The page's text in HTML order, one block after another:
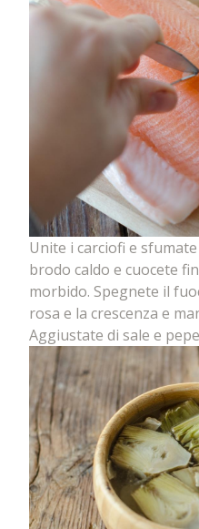
Unite i carciofi e
brodo caldo e cuocete
morbido. Spegnete il
rosa e la crescenza e
Aggiustate di sale e